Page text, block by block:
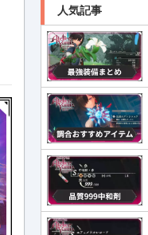
人気記事